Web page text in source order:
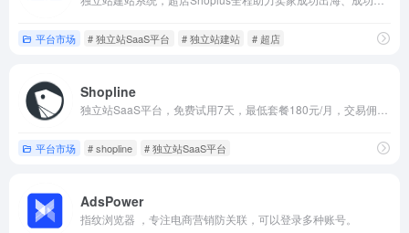
平台市场 # 独立站SaaS平台 # 独立站建站 # 超店
Shopline
平台市场 # shopline # 独立站SaaS平台
AdsPower
指纹浏览器 ，专注电商营销防关联，可以登录多种账号。